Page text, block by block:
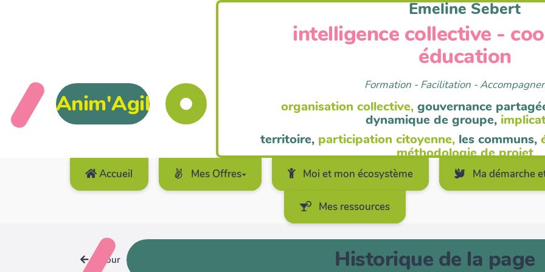
Accueil Mes Offres Moi et mon écosystème Ma démarche
Mes ressources
Anim'Agil
Emeline Sebert
intelligence collective -
éducation
Formation - Facilitation -
organisation collective, gouvernance
dynamique de groupe,
territoire, participation citoyenne, les communs,
méthodologie de projet
Retour Historique de la page